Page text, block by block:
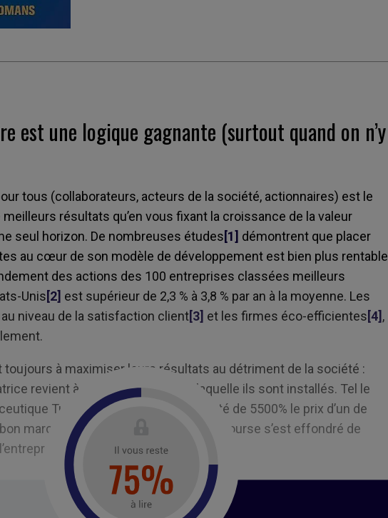
est une logique gagnante (surtout quand on n’y
tous (collaborateurs, acteurs de la société, actionnaires) est le
meilleurs résultats qu’en vous fixant la croissance de la valeur
seul horizon. De nombreuses études[1] démontrent que placer
au cœur de son modèle de développement est bien plus rentable
des actions des 100 entreprises classées meilleurs
Unis[2] est supérieur de 2,3 % à 3,8 % par an à la moyenne. Les
niveau de la satisfaction client[3] et les firmes éco-efficientes[4] ,
à maximiser leurs résultats au détriment de la société :
revient à scier la branche sur laquelle ils sont installés. Tel le
Turing qui, en 2015, a augmenté de 5500% le prix d’un de
marché, le Daraprim : son cours de bourse s’est effondré de
a fait machine arrière.